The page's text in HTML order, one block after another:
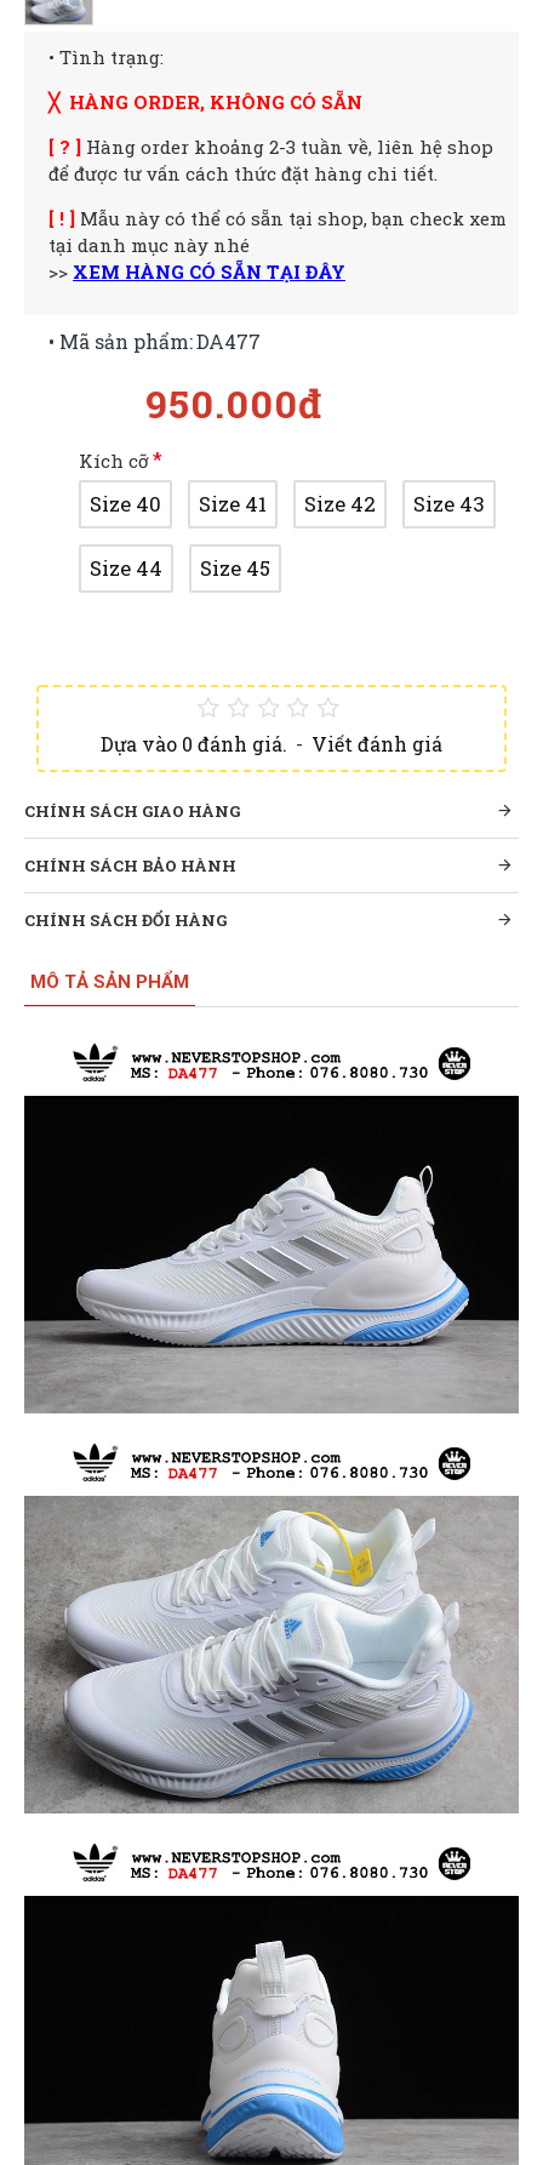
• Tình trạng:
╳ HÀNG ORDER, KHÔNG CÓ SẴN
[ ? ] Hàng order khoảng 2-3 tuần về, liên hệ shop
để được tư vấn cách thức đặt hàng chi tiết.
[ ! ] Mẫu này có thể có sẵn tại shop, bạn check xem
tại danh mục này nhé
>> XEM HÀNG CÓ SẴN TẠI ĐÂY
Dựa vào 0 đánh giá. - Viết đánh giá
950.000đ
• Mã sản phẩm:DA477
Kích cỡ
Size 40 Size 41 Size 42 Size 43
Size 44 Size 45
CHÍNH SÁCH GIAO HÀNG
CHÍNH SÁCH BẢO HÀNH
CHÍNH SÁCH ĐỔI HÀNG
MÔ TẢ SẢN PHẨM